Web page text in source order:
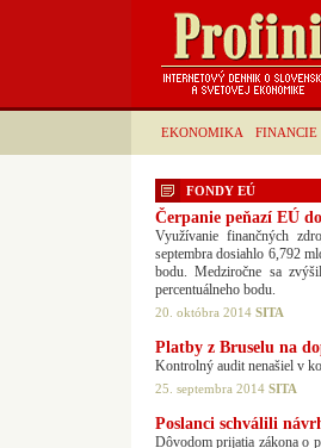
EKONOMIKA FINANCIE
FONDY EÚ
Čerpanie peňazí EÚ
Využívanie finančných
septembra dosiahlo 6,792
bodu. Medziročne sa
percentuálneho bodu.
20. októbra 2014 SITA
Platby z Bruselu na
Kontrolný audit nenašiel v
25. septembra 2014 SITA
Poslanci schválili
Dôvodom prijatia zákona o